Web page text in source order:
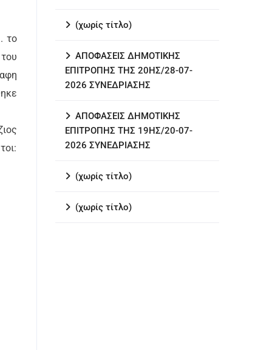
το
(χωρίς τίτλο)
ΑΠΟΦΑΣΕΙΣ ΔΗΜΟΤΙΚΗΣ
ΕΠΙΤΡΟΠΗΣ ΤΗΣ 20ΗΣ/28-07-
2026 ΣΥΝΕΔΡΙΑΣΗΣ
ΑΠΟΦΑΣΕΙΣ ΔΗΜΟΤΙΚΗΣ
ΕΠΙΤΡΟΠΗΣ ΤΗΣ 19ΗΣ/20-07-
2026 ΣΥΝΕΔΡΙΑΣΗΣ
(χωρίς τίτλο)
(χωρίς τίτλο)